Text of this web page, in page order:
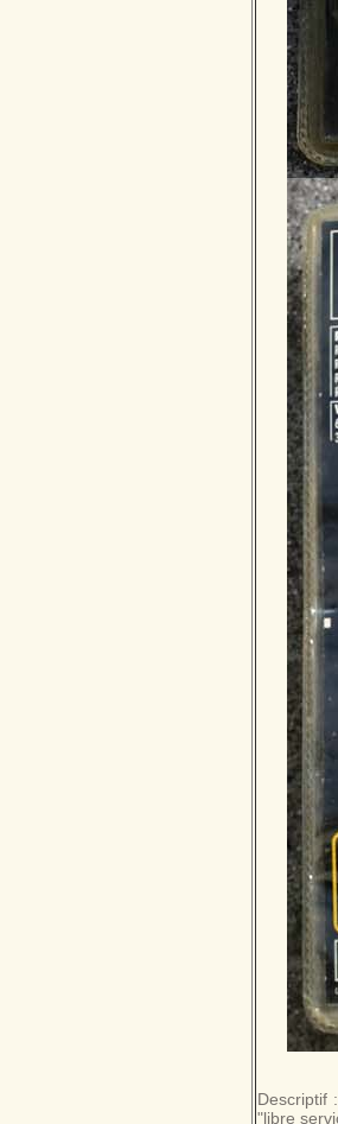
Descriptif
"libre